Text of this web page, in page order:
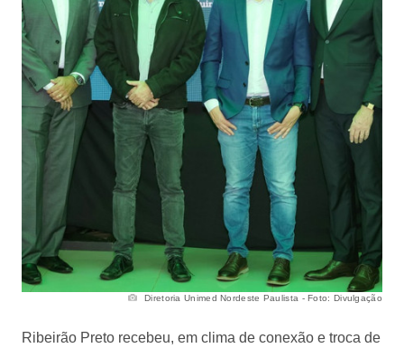
Diretoria Unimed Nordeste Paulista - Foto: Divulgação
Ribeirão Preto recebeu, em clima de conexão e troca de